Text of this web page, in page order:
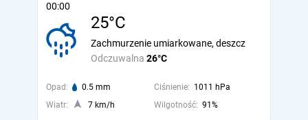
00:00
25°C
Odczuwalna 26°C
Zachmurzenie umiarkowane, deszcz
Opad: 0.5 mm Ciśnienie: 1011 hPa
Wiatr:
7 km/h Wilgotność: 91%